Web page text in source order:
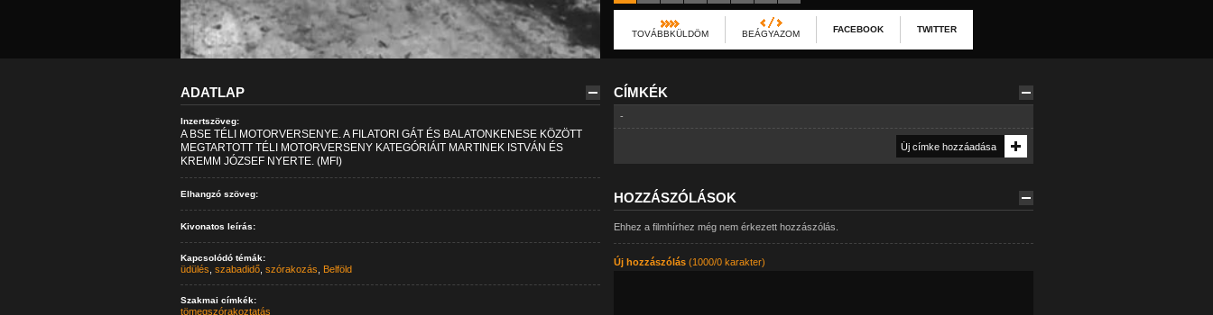
TOVÁBBKÜLDÖM BEÁGYAZOM FACEBOOK TWITTER
ADATLAP
Inzertszöveg:
A BSE TÉLI MOTORVERSENYE. A FILATORI GÁT ÉS BALATONKENESE KÖZÖTT
MEGTARTOTT TÉLI MOTORVERSENY KATEGÓRIÁIT MARTINEK ISTVÁN ÉS
KREMM JÓZSEF NYERTE. (MFI)
Elhangzó szöveg:
Kivonatos leírás:
Kapcsolódó témák:
üdülés szabadidő, szórakozás Belföld
Szakmai címkék:
tömegszórakoztatás
CÍMKÉK
-
HOZZÁSZÓLÁSOK
Ehhez a filmhírhez még nem érkezett hozzászólás.
Új hozzászólás(1000/0 karakter)